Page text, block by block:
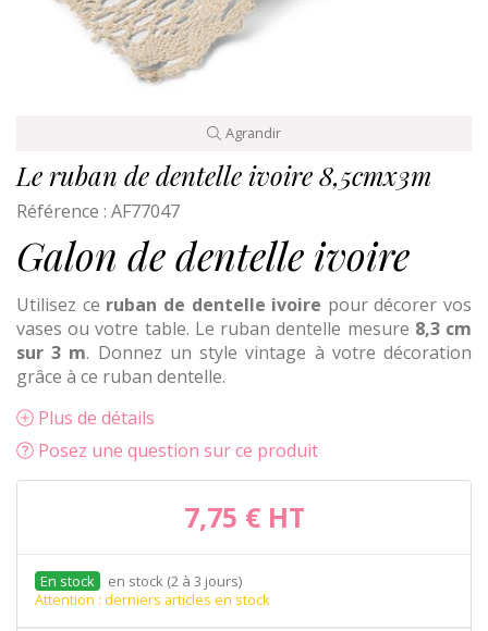
Agrandir
Le ruban de dentelle ivoire 8,5cmx3m
Référence : AF77047
Galon de dentelle ivoire
Utilisez ce ruban de dentelle ivoire pour décorer vos
vases ou votre table. Le ruban dentelle mesure 8,3 cm
sur 3 m. Donnez un style vintage à votre décoration
grâce à ce ruban dentelle.
Plus de détails
Posez une question sur ce produit
7,75 € HT
en stock (2 à 3 jours)
Attention : derniers articles en stock